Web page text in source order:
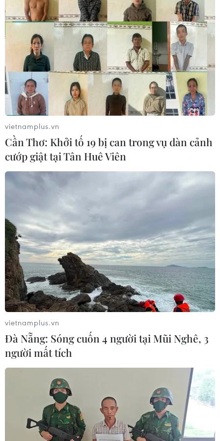
vietnamplus.vn
Cần Thơ: Khởi tố 19 bị can trong vụ dàn cảnh
cướp giật tại Tân Huê Viên
vietnamplus.vn
Đà Nẵng: Sóng cuốn 4 người tại Mũi Nghê, 3
người mất tích